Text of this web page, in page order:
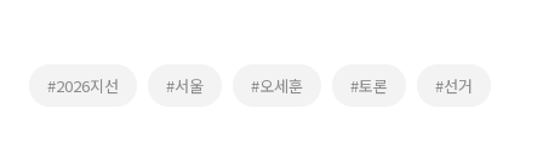
#2026지선 #서울 #오세훈 #토론 #선거